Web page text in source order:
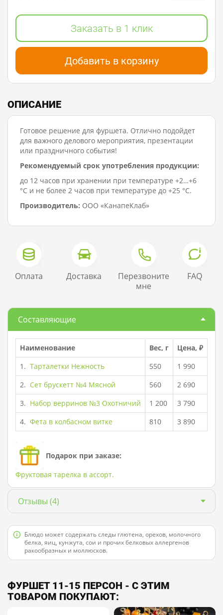
Заказать в 1 клик
Добавить в корзину
ОПИСАНИЕ
Готовое решение для фуршета. Отлично подойдет
для важного делового мероприятия, презентации
или праздничного события!
Рекомендуемый срок употребления продукции:
до 12 часов при хранении при температуре +2…+6
°C и не более 2 часов при температуре до +25 °C.
Производитель: ООО «КанапеКлаб»
Составляющие
Наименование Вес, г
Цена, ₽
1. Тарталетки Нежность 550
1 990
2. Сет брускетт №4 Мясной 560
2 690
3. Набор верринов №3 Охотничий 1 200
3 790
4. Фета в колбасном витке 810 3 890
Подарок при заказе:
Фруктовая тарелка в ассорт.
Отзывы (4)
Оплата Доставка
Перезвоните
мне
FAQ
Блюдо может содержать следы глютена, орехов, молочного
белка, яиц, кунжута, сои и прочих белковых аллергенов
ракообразных и моллюсков.
ФУРШЕТ 11-15 ПЕРСОН - С ЭТИМ
ТОВАРОМ ПОКУПАЮТ: